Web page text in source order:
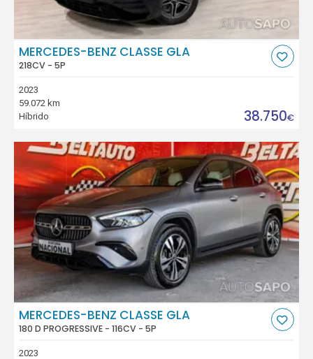
MERCEDES-BENZ CLASSE GLA
218CV - 5P
2023
59.072 km
Híbrido
38.750€
MERCEDES-BENZ CLASSE GLA
180 D PROGRESSIVE - 116CV - 5P
2023